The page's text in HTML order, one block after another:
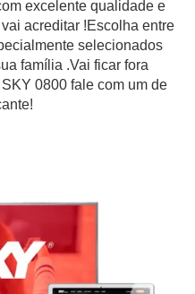
excelente qualidade e
acreditar !Escolha entre
selecionados
família .Vai ficar fora
0800 fale com um de